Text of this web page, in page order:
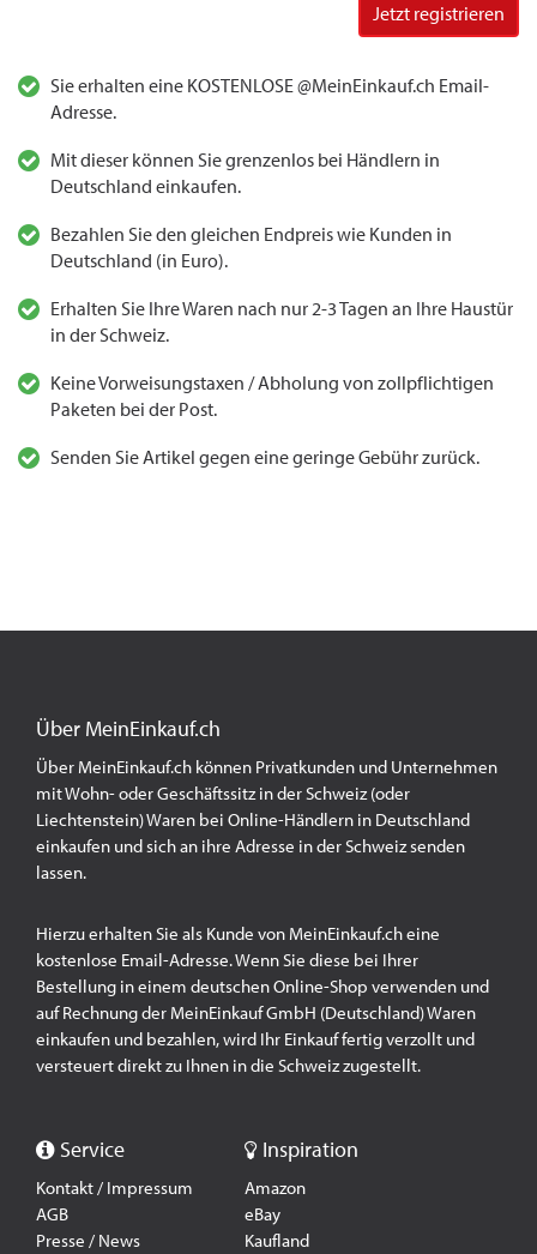
Jetzt registrieren
Sie erhalten eine KOSTENLOSE @MeinEinkauf.ch Email-
Adresse.
Mit dieser können Sie grenzenlos bei Händlern in
Deutschland einkaufen.
Bezahlen Sie den gleichen Endpreis wie Kunden in
Deutschland (in Euro).
Erhalten Sie Ihre Waren nach nur 2-3 Tagen an Ihre Haustür
in der Schweiz.
Keine Vorweisungstaxen / Abholung von zollpflichtigen
Paketen bei der Post.
Senden Sie Artikel gegen eine geringe Gebühr zurück.
Über MeinEinkauf.ch
Über MeinEinkauf.ch können Privatkunden und Unternehmen
mit Wohn- oder Geschäftssitz in der Schweiz (oder
Liechtenstein) Waren bei Online-Händlern in Deutschland
einkaufen und sich an ihre Adresse in der Schweiz senden
lassen.
Hierzu erhalten Sie als Kunde von MeinEinkauf.ch eine
kostenlose Email-Adresse. Wenn Sie diese bei Ihrer
Bestellung in einem deutschen Online-Shop verwenden und
auf Rechnung der MeinEinkauf GmbH (Deutschland) Waren
einkaufen und bezahlen, wird Ihr Einkauf fertig verzollt und
versteuert direkt zu Ihnen in die Schweiz zugestellt.
Service
Kontakt / Impressum
AGB
Presse / News
Inspiration
Amazon
eBay
Kaufland